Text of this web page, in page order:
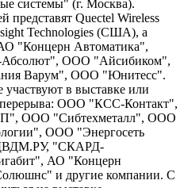
системы" (г. Москва).
представят Queсtel Wireless
Technologies (США), а
"Концерн Автоматика",
ООО "Айсибиком",
Варум", ООО "Юнитесс".
в выставке или
перерыва: ООО "КСС-Контакт",
ООО "Сибтехметалл", ООО
ООО "Энергосеть
"СКАРД-
АО "Концерн
и другие компании. С